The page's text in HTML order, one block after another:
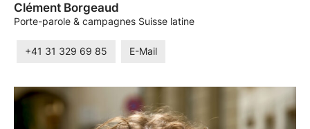
Clément Borgeaud
Porte-parole & campagnes Suisse latine
+41 31 329 69 85 E-Mail